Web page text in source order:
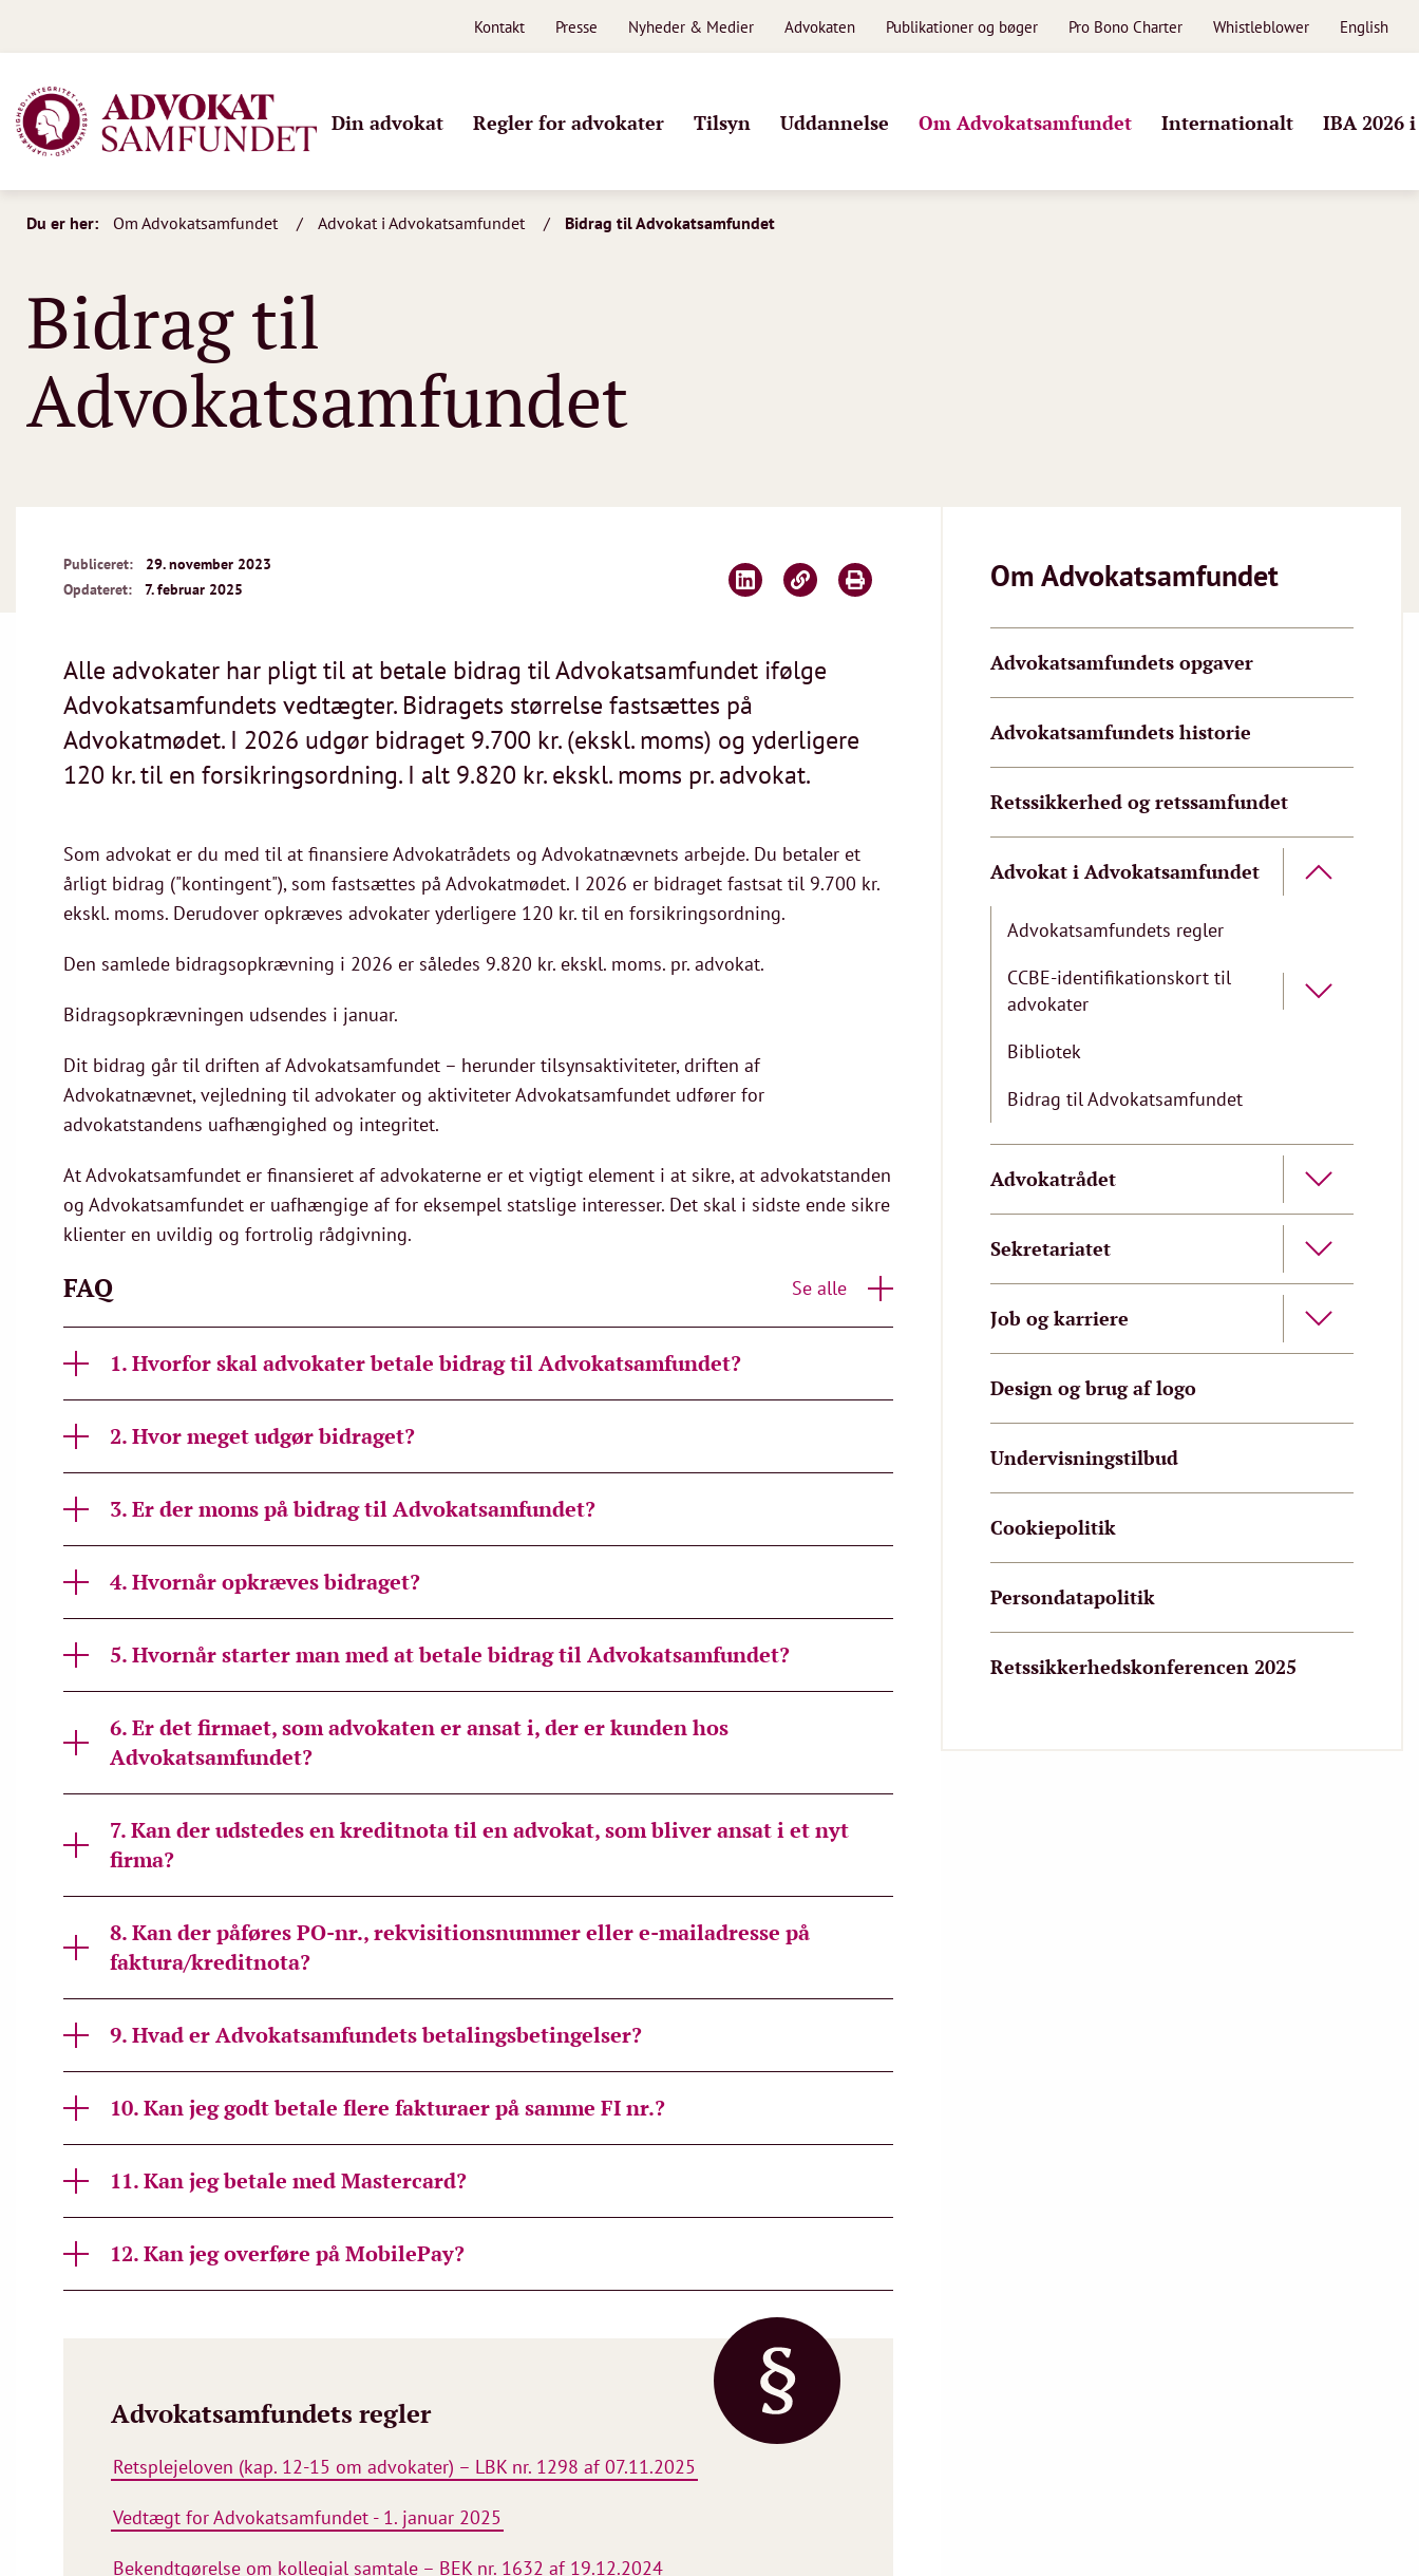
Kontakt Presse Nyheder & Medier Advokaten Publikationer og bøger Pro Bono Charter Whistleblower English
Din advokat Regler for advokater Tilsyn Uddannelse Om Advokatsamfundet Internationalt IBA 2026
Du er her: Om Advokatsamfundet Advokat i Advokatsamfundet Bidrag til Advokatsamfundet
Bidrag til
Advokatsamfundet
Publiceret:
29. november 2023
Opdateret:
7. februar 2025
Alle advokater har pligt til at betale bidrag til Advokatsamfundet ifølge
Advokatsamfundets vedtægter. Bidragets størrelse fastsættes på
Advokatmødet. I 2026 udgør bidraget 9.700 kr. (ekskl. moms) og yderligere
120 kr. til en forsikringsordning. I alt 9.820 kr. ekskl. moms pr. advokat.
Som advokat er du med til at finansiere Advokatrådets og Advokatnævnets arbejde. Du betaler et
årligt bidrag ("kontingent"), som fastsættes på Advokatmødet. I 2026 er bidraget fastsat til 9.700 kr.
ekskl. moms. Derudover opkræves advokater yderligere 120 kr. til en forsikringsordning.
Den samlede bidragsopkrævning i 2026 er således 9.820 kr. ekskl. moms. pr. advokat.
Bidragsopkrævningen udsendes i januar.
Dit bidrag går til driften af Advokatsamfundet – herunder tilsynsaktiviteter, driften af
Advokatnævnet, vejledning til advokater og aktiviteter Advokatsamfundet udfører for
advokatstandens uafhængighed og integritet.
At Advokatsamfundet er finansieret af advokaterne er et vigtigt element i at sikre, at advokatstanden
og Advokatsamfundet er uafhængige af for eksempel statslige interesser. Det skal i sidste ende sikre
klienter en uvildig og fortrolig rådgivning.
FAQ Se alle
1. Hvorfor skal advokater betale bidrag til Advokatsamfundet?
2. Hvor meget udgør bidraget?
3. Er der moms på bidrag til Advokatsamfundet?
4. Hvornår opkræves bidraget?
5. Hvornår starter man med at betale bidrag til Advokatsamfundet?
6. Er det firmaet, som advokaten er ansat i, der er kunden hos
Advokatsamfundet?
7. Kan der udstedes en kreditnota til en advokat, som bliver ansat i et nyt
firma?
8. Kan der påføres PO-nr., rekvisitionsnummer eller e-mailadresse på
faktura/kreditnota?
9. Hvad er Advokatsamfundets betalingsbetingelser?
10. Kan jeg godt betale flere fakturaer på samme FI nr.?
11. Kan jeg betale med Mastercard?
12. Kan jeg overføre på MobilePay?
Advokatsamfundets regler
Retsplejeloven (kap. 12-15 om advokater) – LBK nr. 1298 af 07.11.2025
Vedtægt for Advokatsamfundet - 1. januar 2025
Bekendtgørelse om kollegial samtale – BEK nr. 1632 af 19.12.2024
Om Advokatsamfundet
Advokatsamfundets opgaver
Advokatsamfundets historie
Retssikkerhed og retssamfundet
Advokat i Advokatsamfundet
Advokatsamfundets regler
CCBE-identifikationskort til
advokater
Bibliotek
Bidrag til Advokatsamfundet
Advokatrådet
Sekretariatet
Job og karriere
Design og brug af logo
Undervisningstilbud
Cookiepolitik
Persondatapolitik
Retssikkerhedskonferencen 2025